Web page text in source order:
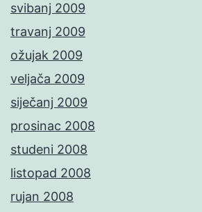
svibanj 2009
travanj 2009
ožujak 2009
veljača 2009
siječanj 2009
prosinac 2008
studeni 2008
listopad 2008
rujan 2008